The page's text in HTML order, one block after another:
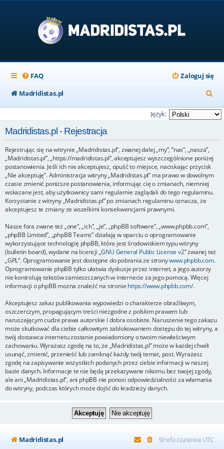
FAQ
Zaloguj się
Madridistas.pl
z
u
Język:
Madridistas.pl - Rejestracja
Rejestrując się na witrynie „Madridistas.pl”, zwanej dalej „my”, ”nas”, „nasza”,
„Madridistas.pl”, „https://madridistas.pl”, akceptujesz wyszczególnione poniżej
postanowienia. Jeśli ich nie akceptujesz, opuść to miejsce, naciskając przycisk
„Nie akceptuję”. Administracja witryny „Madridistas.pl” ma prawo w dowolnym
czasie zmienić poniższe postanowienia, informując cię o zmianach, niemniej
wskazane jest, aby użytkownicy sami regularnie zaglądali do tego regulaminu.
Korzystanie z witryny „Madridistas.pl” po zmianach regulaminu oznacza, że
akceptujesz te zmiany ze wszelkimi konsekwencjami prawnymi.
Nasze fora zwane też „one”, „ich”, „je”, „phpBB software”, „www.phpbb.com”,
„phpBB Limited”, „phpBB Teams” działają w oparciu o oprogramowanie
wykorzystujące technologię phpBB, która jest środowiskiem typu witryny
(bulletin board), wydane na licencji „GNU General Public License v2” zwanej też
„GPL”. Oprogramowanie jest dostępne do pobrania ze stronywww.phpbb.com.
Oprogramowanie phpBB tylko ułatwia dyskusje przez internet, a jego autorzy
nie kontrolują tekstów zamieszczanych w internecie za jego pomocą. Więcej
informacji o phpBB można znaleźć na stronie https://www.phpbb.com/.
Akceptujesz zakaz publikowania wypowiedzi o charakterze obraźliwym,
oszczerczym, propagującym treści niezgodne z polskim prawem lub
naruszającym cudze prawa autorskie i dobra osobiste. Naruszenie tego zakazu
może skutkować dla ciebie całkowitym zablokowaniem dostępu do tej witryny, a
twój dostawca internetu zostanie powiadomiony o twoim niewłaściwym
zachowaniu. Wyrażasz zgodę na to, że „Madridistas.pl” może w każdej chwili
usunąć, zmienić, przenieść lub zamknąć każdy twój temat, post. Wyrażasz
zgodę na zapisywanie wszystkich podanych przez ciebie informacji w naszej
bazie danych. Informacje te nie będą przekazywane nikomu bez twojej zgody,
ale ani „Madridistas.pl”, ani phpBB nie ponosi odpowiedzialności za włamania
do witryny, podczas których może dojść do kradzieży danych.
Madridistas.pl Strefa czasowa UTC